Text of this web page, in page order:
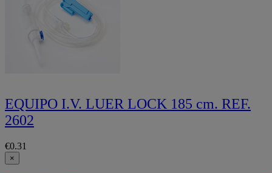
EQUIPO I.V. LUER LOCK 185 cm. REF.
2602
€0.31
×